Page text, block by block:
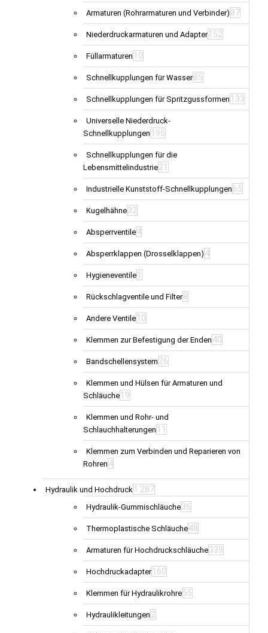
Armaturen (Rohrarmaturen und Verbinder) 87
Niederdruckarmaturen und Adapter 152
Füllarmaturen 10
Schnellkupplungen für Wasser85
Schnellkupplungen für Spritzgussformen 133
Universelle Niederdruck-
Schnellkupplungen 195
Schnellkupplungen für die
Lebensmittelindustrie21
Industrielle Kunststoff-Schnellkupplungen 65
Kugelhähne32
Absperrventile4
Absperrklappen (Drosselklappen) 4
Hygieneventile 1
Rückschlagventile und Filter8
Andere Ventile 10
Klemmen zur Befestigung der Enden 40
Bandschellensystem 26
Klemmen und Hülsen für Armaturen und
Schläuche 19
Klemmen und Rohr- und
Schlauchhalterungen 11
Klemmen zum Verbinden und Reparieren von
Rohren 4
Hydraulik und Hochdruck 1.287
Hydraulik-Gummischläuche36
Thermoplastische Schläuche48
Armaturen für Hochdruckschläuche339
Hochdruckadapter 160
Klemmen für Hydraulikrohre55
Hydraulikleitungen 2